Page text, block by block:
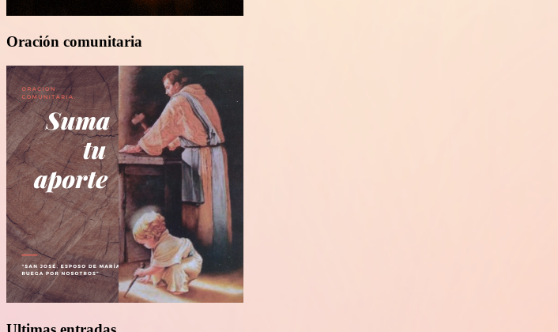
Oración comunitaria